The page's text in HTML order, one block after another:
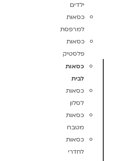
ילדים
כסאות
למרפסת
כסאות
פלסטיק
כסאות
לבית
כסאות
לסלון
כסאות
מטבח
כסאות
לחדרי